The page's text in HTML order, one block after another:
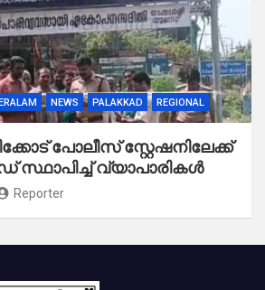
NEWS PALAKKAD REGIONAL
പോലീസ് സ്റ്റേഷനിലേക്ക്
വ്യാപാരികൾ
Reporter